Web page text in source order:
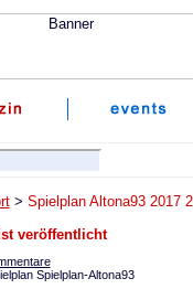
> Spielplan Altona93 2017
veröffentlicht
Spielplan-Altona93